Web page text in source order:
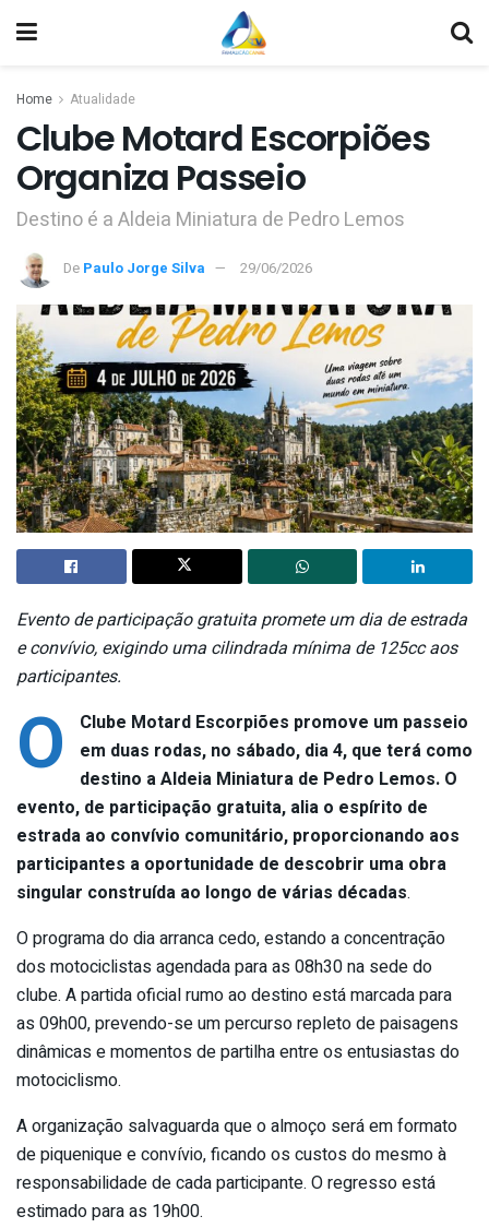
Home Atualidade
Clube Motard Escorpiões
Organiza Passeio
Destino é a Aldeia Miniatura de Pedro Lemos
De Paulo Jorge Silva 29/06/2026
Evento de participação gratuita promete um dia de estrada
e convívio, exigindo uma cilindrada mínima de 125cc aos
participantes.
O
Clube Motard Escorpiões promove um passeio
em duas rodas, no sábado, dia 4, que terá como
destino a Aldeia Miniatura de Pedro Lemos. O
evento, de participação gratuita, alia o espírito de
estrada ao convívio comunitário, proporcionando aos
participantes a oportunidade de descobrir uma obra
singular construída ao longo de várias décadas.
O programa do dia arranca cedo, estando a concentração
dos motociclistas agendada para as 08h30 na sede do
clube. A partida oficial rumo ao destino está marcada para
as 09h00, prevendo-se um percurso repleto de paisagens
dinâmicas e momentos de partilha entre os entusiastas do
motociclismo.
A organização salvaguarda que o almoço será em formato
de piquenique e convívio, ficando os custos do mesmo à
responsabilidade de cada participante. O regresso está
estimado para as 19h00.